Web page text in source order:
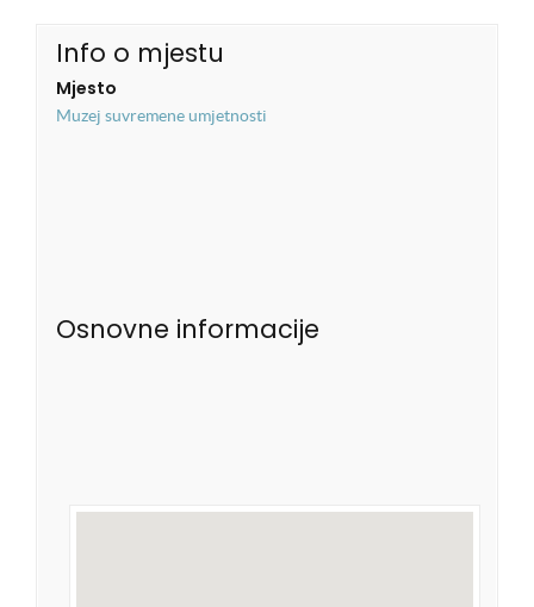
Info o mjestu
Mjesto
Muzej suvremene umjetnosti
Osnovne informacije